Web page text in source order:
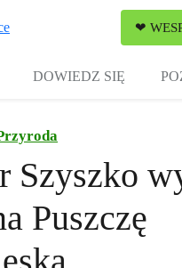
❤
DOWIEDZ SIĘ
Szyszko
Puszczę